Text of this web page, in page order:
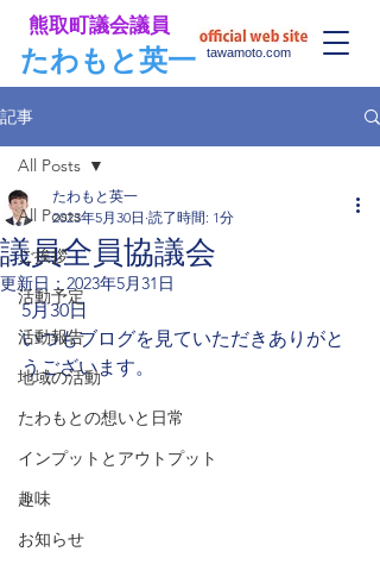
​たわもと英一
​熊取町議会議員
tawamoto.com
記事
All Posts
ご挨拶
活動予定
活動報告
地域の活動
たわもとの想いと日常
インプットとアウトプット
趣味
お知らせ
All Posts
議員全員協議会
たわもと英一
2023年5月30日 読了時間: 1分
更新日： 2023年5月31日
5月30日
いつもブログを見ていただきありがと
うございます。